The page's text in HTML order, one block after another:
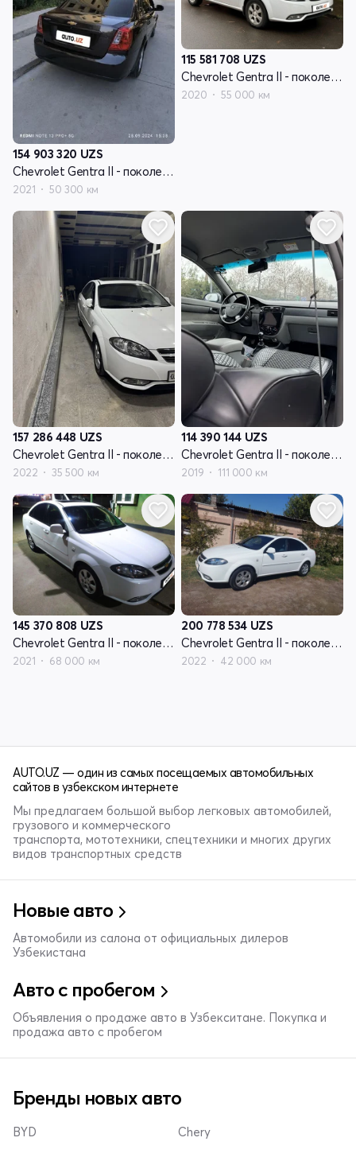
154 903 320 UZS
Chevrolet Gentra II - поколение
2021 50 300 км
115 581 708 UZS
Chevrolet Gentra II - поколение
2020 55 000 км
157 286 448 UZS
Chevrolet Gentra II - поколение
2022 35 500 км
114 390 144 UZS
Chevrolet Gentra II - поколение
2019 111 000 км
145 370 808 UZS
Chevrolet Gentra II - поколение
2021 68 000 км
200 778 534 UZS
Chevrolet Gentra II - поколение
2022 42 000 км
AUTO.UZ — один из самых посещаемых автомобильных
сайтов в узбекском интернете
Мы предлагаем большой выбор легковых автомобилей,
грузового и коммерческого
транспорта, мототехники, спецтехники и многих других
видов транспортных средств
Новые авто
Автомобили из салона от официальных дилеров
Узбекистана
Авто с пробегом
Объявления о продаже авто в Узбекситане. Покупка и
продажа авто с пробегом
Бренды новых авто
BYD Chery